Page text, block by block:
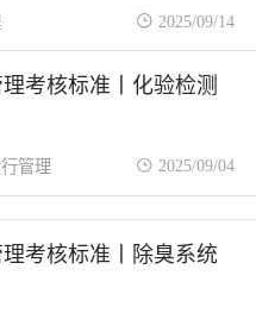
2025/09/14
考核标准丨化验检测
管理 2025/09/04
考核标准丨除臭系统